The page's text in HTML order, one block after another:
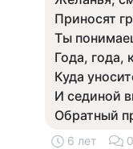
Приносят
Ты
Года, года,
Куда
И сединой
Обратный
6 лет 0